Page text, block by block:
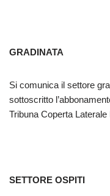
GRADINATA
Si comunica il settore
sottoscritto
Tribuna Coperta Laterale
SETTORE OSPITI